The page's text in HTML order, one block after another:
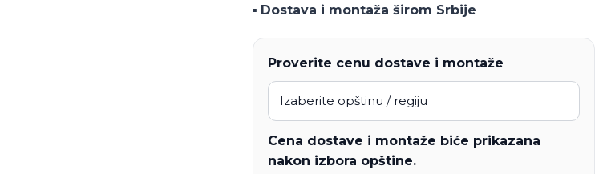
▪️ Dostava i montaža širom Srbije
Proverite cenu dostave i montaže
Cena dostave i montaže biće prikazana
nakon izbora opštine.